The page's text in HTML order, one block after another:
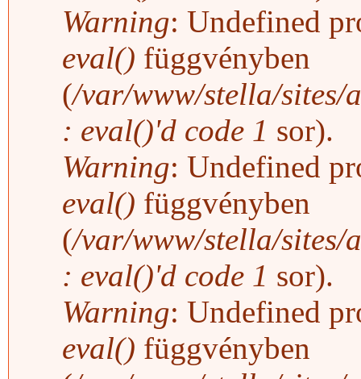
Warning: Undefined
eval() függvényben
(/var/www/stella/sites/
: eval()'d code 1 sor).
Warning: Undefined
eval() függvényben
(/var/www/stella/sites/
: eval()'d code 1 sor).
Warning: Undefined
eval() függvényben